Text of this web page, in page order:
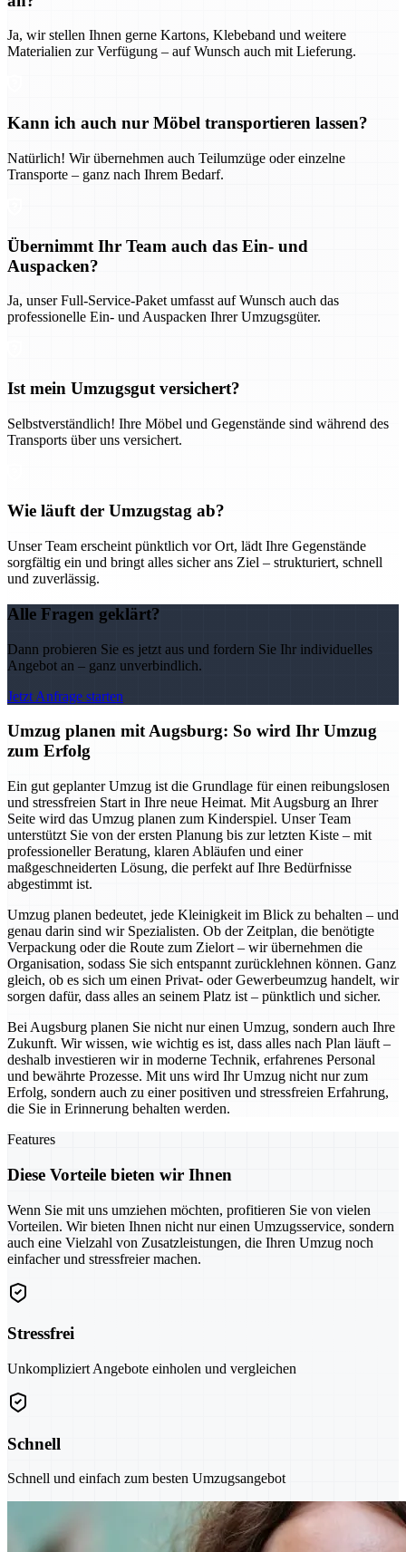
Ja, wir stellen Ihnen gerne Kartons, Klebeband und weitere
Materialien zur Verfügung – auf Wunsch auch mit Lieferung.
Kann ich auch nur Möbel transportieren lassen?
Natürlich! Wir übernehmen auch Teilumzüge oder einzelne
Transporte – ganz nach Ihrem Bedarf.
Übernimmt Ihr Team auch das Ein- und
Auspacken?
Ja, unser Full-Service-Paket umfasst auf Wunsch auch das
professionelle Ein- und Auspacken Ihrer Umzugsgüter.
Ist mein Umzugsgut versichert?
Selbstverständlich! Ihre Möbel und Gegenstände sind während des
Transports über uns versichert.
Wie läuft der Umzugstag ab?
Unser Team erscheint pünktlich vor Ort, lädt Ihre Gegenstände
sorgfältig ein und bringt alles sicher ans Ziel – strukturiert, schnell
und zuverlässig.
Alle Fragen geklärt?
Dann probieren Sie es jetzt aus und fordern Sie Ihr individuelles
Angebot an – ganz unverbindlich.
Jetzt Anfrage starten
Umzug planen mit Augsburg: So wird Ihr Umzug
zum Erfolg
Ein gut geplanter Umzug ist die Grundlage für einen reibungslosen
und stressfreien Start in Ihre neue Heimat. Mit Augsburg an Ihrer
Seite wird das Umzug planen zum Kinderspiel. Unser Team
unterstützt Sie von der ersten Planung bis zur letzten Kiste – mit
professioneller Beratung, klaren Abläufen und einer
maßgeschneiderten Lösung, die perfekt auf Ihre Bedürfnisse
abgestimmt ist.
Umzug planen bedeutet, jede Kleinigkeit im Blick zu behalten – und
genau darin sind wir Spezialisten. Ob der Zeitplan, die benötigte
Verpackung oder die Route zum Zielort – wir übernehmen die
Organisation, sodass Sie sich entspannt zurücklehnen können. Ganz
gleich, ob es sich um einen Privat- oder Gewerbeumzug handelt, wir
sorgen dafür, dass alles an seinem Platz ist – pünktlich und sicher.
Bei Augsburg planen Sie nicht nur einen Umzug, sondern auch Ihre
Zukunft. Wir wissen, wie wichtig es ist, dass alles nach Plan läuft –
deshalb investieren wir in moderne Technik, erfahrenes Personal
und bewährte Prozesse. Mit uns wird Ihr Umzug nicht nur zum
Erfolg, sondern auch zu einer positiven und stressfreien Erfahrung,
die Sie in Erinnerung behalten werden.
Features
Diese Vorteile bieten wir Ihnen
Wenn Sie mit uns umziehen möchten, profitieren Sie von vielen
Vorteilen. Wir bieten Ihnen nicht nur einen Umzugsservice, sondern
auch eine Vielzahl von Zusatzleistungen, die Ihren Umzug noch
einfacher und stressfreier machen.
Stressfrei
Unkompliziert Angebote einholen und vergleichen
Schnell
Schnell und einfach zum besten Umzugsangebot